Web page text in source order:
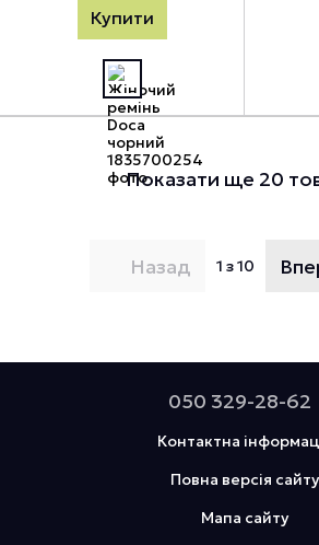
Купити
Показати ще 20
Назад 1 з 10
050 329-28-62
Контактна
Повна версія сайту
Мапа сайту